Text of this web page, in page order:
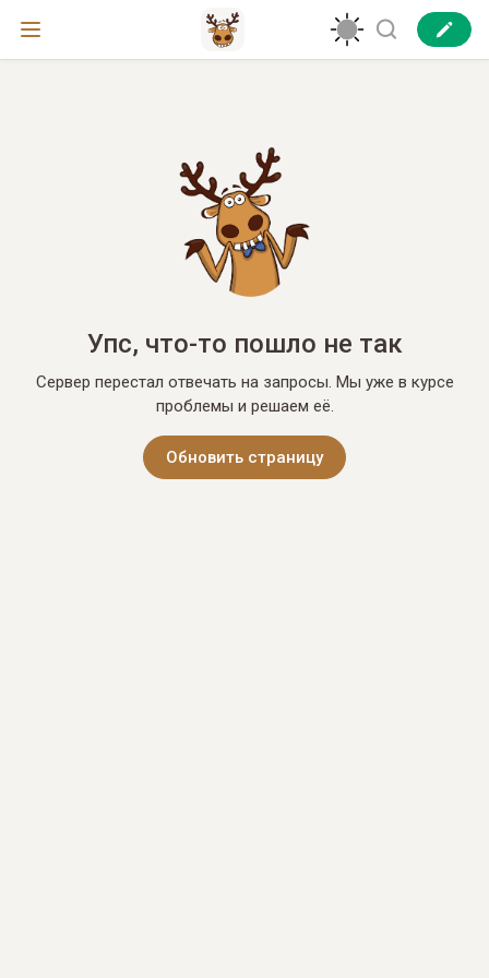
Упс, что-то пошло не так
Сервер перестал отвечать на запросы. Мы уже в курсе
проблемы и решаем её.
Обновить страницу